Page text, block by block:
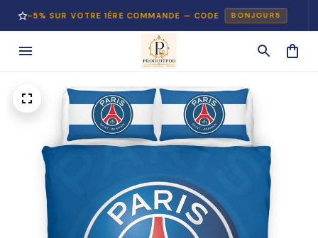
SUR VOTRE 1ÈRE COMMANDE — CODE BONJOUR5